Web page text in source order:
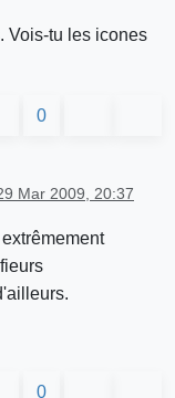
Vois-tu les icones
0
Mar 2009, 20:37
0